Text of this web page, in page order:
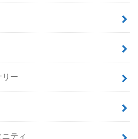
リー
ティ